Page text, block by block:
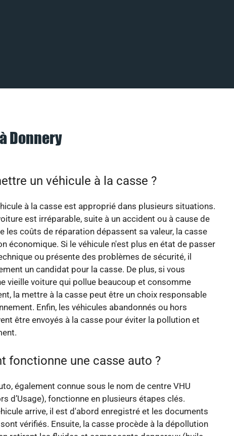
Donnery
un véhicule à la casse ?
à la casse est approprié dans plusieurs situations.
est irréparable, suite à un accident ou à cause de
les coûts de réparation dépassent sa valeur, la casse
économique. Si le véhicule n'est plus en état de passer
ou présente des problèmes de sécurité, il
un candidat pour la casse. De plus, si vous
vieille voiture qui pollue beaucoup et consomme
la mettre à la casse peut être un choix responsable
Enfin, les véhicules abandonnés ou hors
être envoyés à la casse pour éviter la pollution et
fonctionne une casse auto ?
également connue sous le nom de centre VHU
d’Usage), fonctionne en plusieurs étapes clés.
arrive, il est d'abord enregistré et les documents
vérifiés. Ensuite, la casse procède à la dépollution